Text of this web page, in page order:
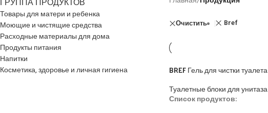
Товары для матери и ребенка
Моющие и чистящие средства
Расходные материалы для дома
Продукты питания
Напитки
Косметика, здоровье и личная гигиена
Очистить Bref
BREF Гель для чистки туалета
Туалетные блоки для унитаза
Список продуктов: